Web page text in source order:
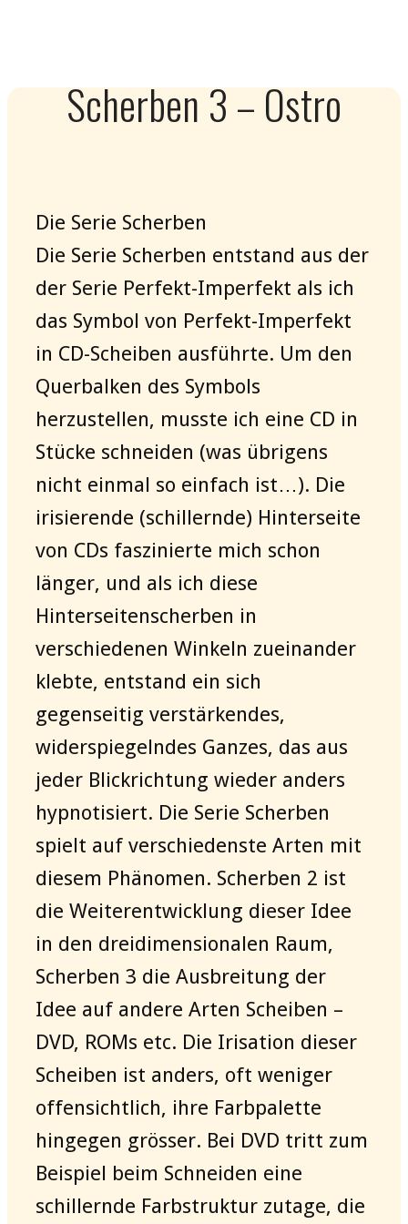
Scherben 3 – Ostro
Die Serie Scherben
Die Serie Scherben entstand aus der
der Serie Perfekt-Imperfekt als ich
das Symbol von Perfekt-Imperfekt
in CD-Scheiben ausführte. Um den
Querbalken des Symbols
herzustellen, musste ich eine CD in
Stücke schneiden (was übrigens
nicht einmal so einfach ist…). Die
irisierende (schillernde) Hinterseite
von CDs faszinierte mich schon
länger, und als ich diese
Hinterseitenscherben in
verschiedenen Winkeln zueinander
klebte, entstand ein sich
gegenseitig verstärkendes,
widerspiegelndes Ganzes, das aus
jeder Blickrichtung wieder anders
hypnotisiert. Die Serie Scherben
spielt auf verschiedenste Arten mit
diesem Phänomen. Scherben 2 ist
die Weiterentwicklung dieser Idee
in den dreidimensionalen Raum,
Scherben 3 die Ausbreitung der
Idee auf andere Arten Scheiben –
DVD, ROMs etc. Die Irisation dieser
Scheiben ist anders, oft weniger
offensichtlich, ihre Farbpalette
hingegen grösser. Bei DVD tritt zum
Beispiel beim Schneiden eine
schillernde Farbstruktur zutage, die